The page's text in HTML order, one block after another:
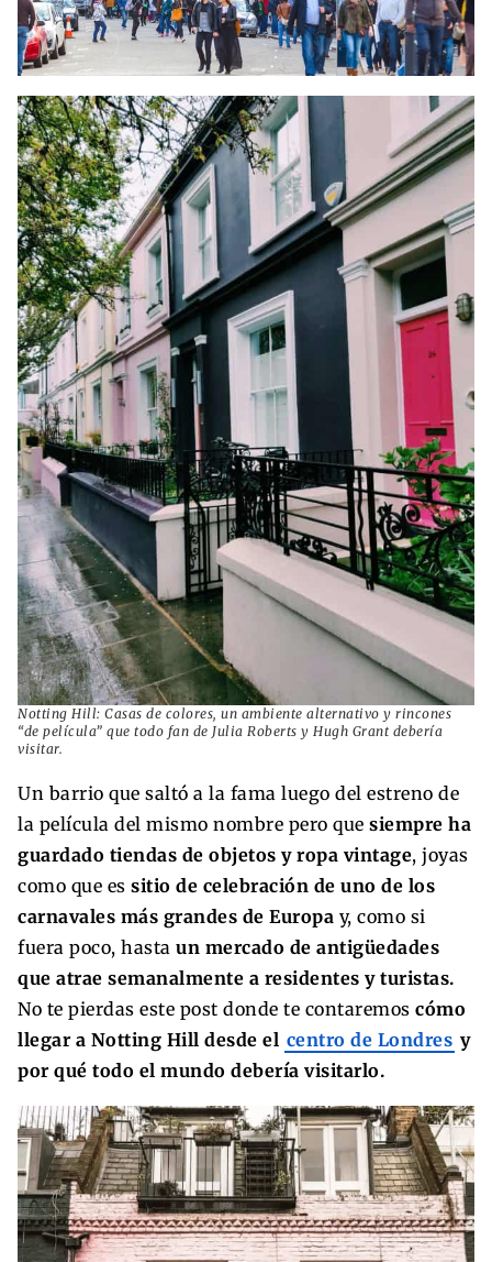
Notting Hill: Casas de colores, un ambiente alternativo y rincones
“de película” que todo fan de Julia Roberts y Hugh Grant debería
visitar.
Un barrio que saltó a la fama luego del estreno de
la película del mismo nombre pero que siempre ha
guardado tiendas de objetos y ropa vintage, joyas
como que es sitio de celebración de uno de los
carnavales más grandes de Europa y, como si
fuera poco, hasta un mercado de antigüedades
que atrae semanalmente a residentes y turistas.
No te pierdas este post donde te contaremos cómo
llegar a Notting Hill desde el centro de Londres y
por qué todo el mundo debería visitarlo.